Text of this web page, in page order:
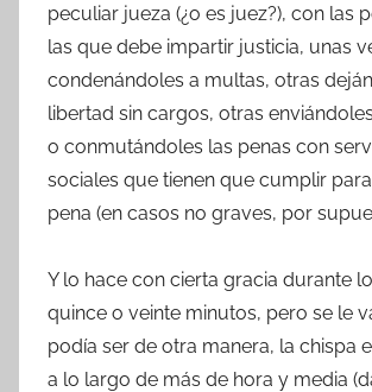
peculiar jueza (¿o es juez?), con las
las que debe impartir justicia, unas
condenándoles a multas, otras
libertad sin cargos, otras
o conmutándoles las penas con
sociales que tienen que cumplir
pena (en casos no graves, por
Y lo hace con cierta gracia durante
quince o veinte minutos, pero se le
podía ser de otra manera, la chispa
a lo largo de más de hora y media